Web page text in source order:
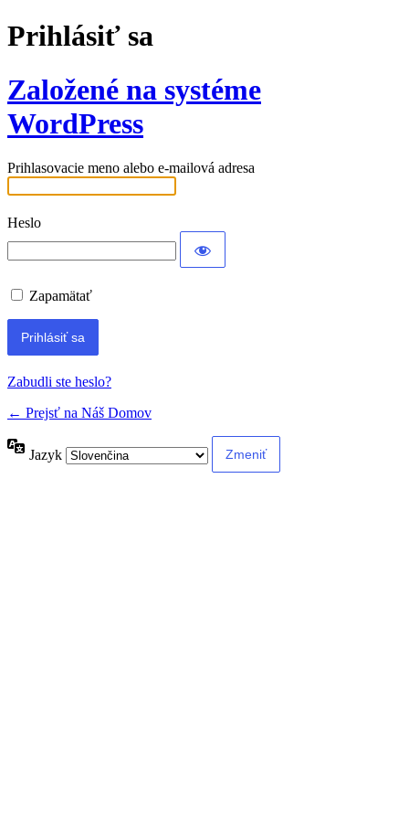
Prihlásiť sa
Založené na systéme
WordPress
Prihlasovacie meno alebo e-mailová adresa
Heslo
Zapamätať
Zabudli ste heslo?
← Prejsť na Náš Domov
Jazyk